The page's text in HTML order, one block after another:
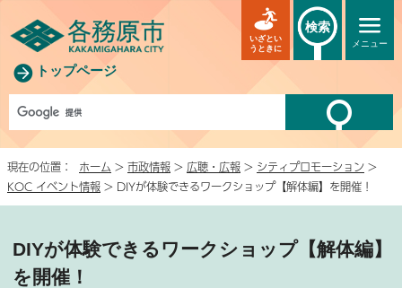
トップページ
メニュー
いざとい
うときに
検索
現在の位置： ホーム > 市政情報 > 広聴・広報 > シティプロモーション >
KOC イベント情報 > DIYが体験できるワークショップ【解体編】を開催！
DIYが体験できるワークショップ【解体編】
を開催！